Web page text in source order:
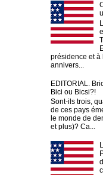
présidence et à
annivers...
EDITORIAL.
Bici ou Bicsi?!
Sont-ils trois,
de ces pays
le monde de
et plus)? Ca...